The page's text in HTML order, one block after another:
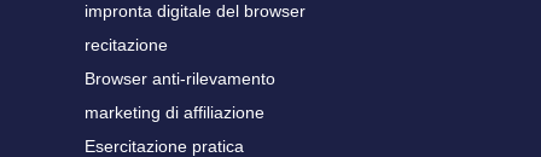
impronta digitale del browser
recitazione
Browser anti-rilevamento
marketing di affiliazione
Esercitazione pratica